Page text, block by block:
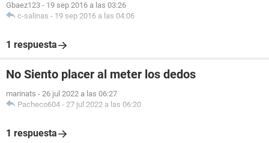
Gbaez123 - 19 sep 2016 a las 03:26
c-salinas - 19 sep 2016 a las 04:06
1 respuesta
No Siento placer al meter los dedos
marinats - 26 jul 2022 a las 06:27
Pacheco604 - 27 jul 2022 a las 06:20
1 respuesta